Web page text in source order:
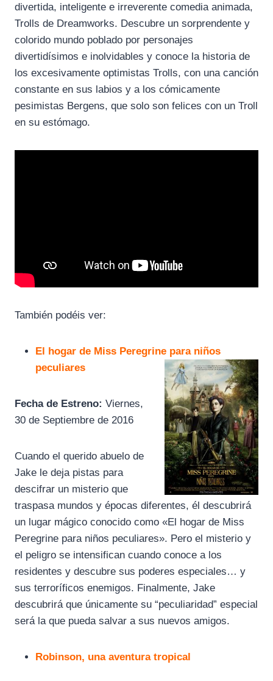
divertida, inteligente e irreverente comedia animada,
Trolls de Dreamworks. Descubre un sorprendente y
colorido mundo poblado por personajes
divertidísimos e inolvidables y conoce la historia de
los excesivamente optimistas Trolls, con una canción
constante en sus labios y a los cómicamente
pesimistas Bergens, que solo son felices con un Troll
en su estómago.
También podéis ver:
El hogar de Miss Peregrine para niños
peculiares
Fecha de Estreno: Viernes,
30 de Septiembre de 2016
Cuando el querido abuelo de
Jake le deja pistas para
descifrar un misterio que
traspasa mundos y épocas diferentes, él descubrirá
un lugar mágico conocido como «El hogar de Miss
Peregrine para niños peculiares». Pero el misterio y
el peligro se intensifican cuando conoce a los
residentes y descubre sus poderes especiales… y
sus terroríficos enemigos. Finalmente, Jake
descubrirá que únicamente su “peculiaridad” especial
será la que pueda salvar a sus nuevos amigos.
Robinson, una aventura tropical